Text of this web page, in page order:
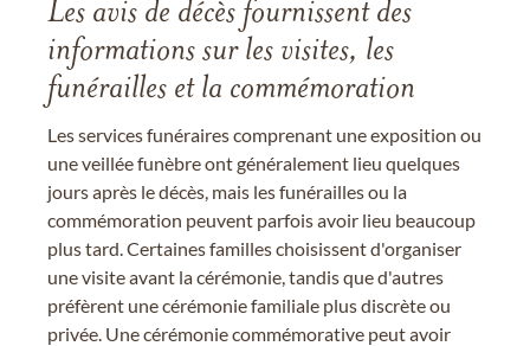
Les avis de décès fournissent des
informations sur les visites, les
funérailles et la commémoration
Les services funéraires comprenant une exposition ou
une veillée funèbre ont généralement lieu quelques
jours après le décès, mais les funérailles ou la
commémoration peuvent parfois avoir lieu beaucoup
plus tard. Certaines familles choisissent d'organiser
une visite avant la cérémonie, tandis que d'autres
préfèrent une cérémonie familiale plus discrète ou
privée. Une cérémonie commémorative peut avoir